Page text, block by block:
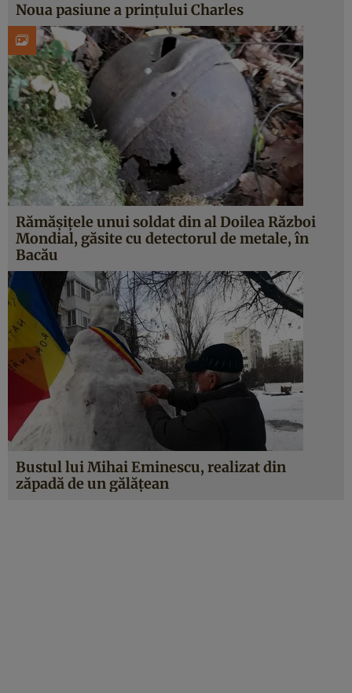
Noua pasiune a prinţului Charles
Rămăşiţele unui soldat din al Doilea Război
Mondial, găsite cu detectorul de metale, în
Bacău
Bustul lui Mihai Eminescu, realizat din
zăpadă de un gălăţean